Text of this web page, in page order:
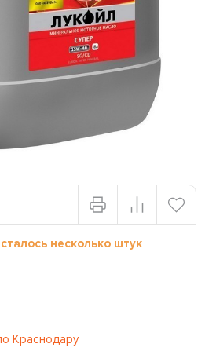
несколько штук
Краснодару